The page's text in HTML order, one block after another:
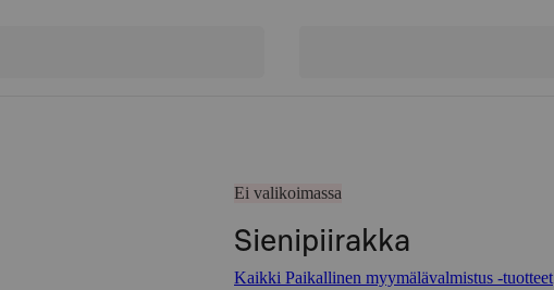
Ei valikoimassa
Sienipiirakka
Kaikki Paikallinen myymälävalmistus -tuotteet